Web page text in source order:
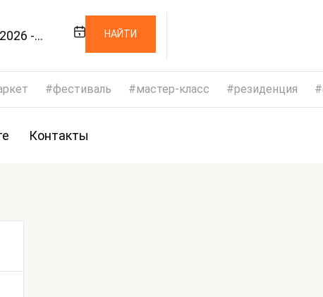
-
НАЙТИ
фестиваль мастер-класс резиденция
Контакты